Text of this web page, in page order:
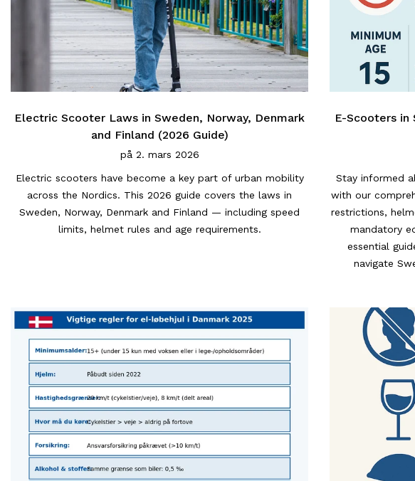
Electric Scooter Laws in Sweden, Norway, Denmark
and Finland (2026 Guide)
på 2. mars 2026
Electric scooters have become a key part of urban mobility
across the Nordics. This 2026 guide covers the laws in
Sweden, Norway, Denmark and Finland — including speed
limits, helmet rules and age requirements.
E-Scooters in
Stay informed
with our
restrictions,
mandatory
essential
navigate